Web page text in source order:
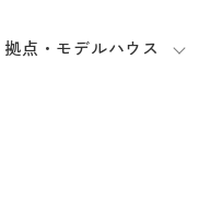
拠点・モデルハウス